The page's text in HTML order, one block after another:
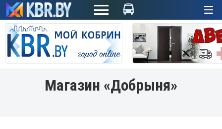
Магазин «Добрыня»